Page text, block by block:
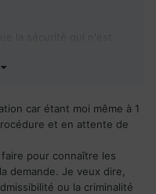
mes nuits pas très
car étant moi même à 1
et en attente de
faire pour connaître les
demande. Je veux dire,
ou la criminalité